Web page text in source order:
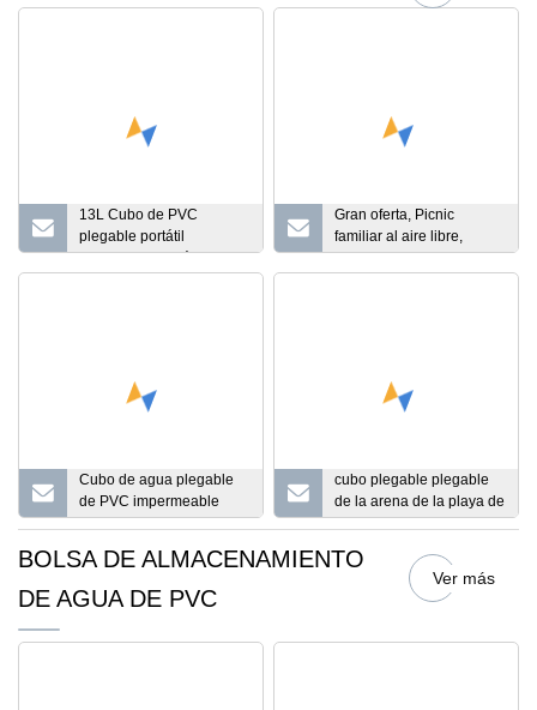
13L Cubo de PVC
plegable portátil
multifuncional Fácil de
Pesca en vivo
Gran oferta, Picnic
familiar al aire libre,
plegable, lona de PVC
Cubo de agua plegable
de PVC impermeable
para acampar al aire
multifuncional
cubo plegable plegable
de la arena de la playa de
Camping que viaja de la
BOLSA DE ALMACENAMIENTO
DE AGUA DE PVC
Ver más